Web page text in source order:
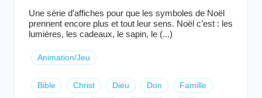
Une série d’affiches pour que les symboles de Noël
prennent encore plus et tout leur sens. Noël c’est : les
lumières, les cadeaux, le sapin, le (...)
Animation/Jeu
Bible Christ Dieu Don Famille